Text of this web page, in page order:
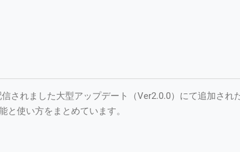
されました大型アップデート（Ver2.0.0）にて追加され
と使い方をまとめています。